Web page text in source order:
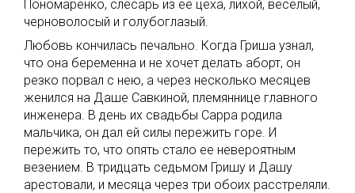
Пономаренко, слесарь из ее цеха, лихой, веселый,
черноволосый и голубоглазый.
Любовь кончилась печально. Когда Гриша узнал,
что она беременна и не хочет делать аборт, он
резко порвал с нею, а через несколько месяцев
женился на Даше Савкиной, племяннице главного
инженера. В день их свадьбы Сарра родила
мальчика, он дал ей силы пережить горе. И
пережить то, что опять стало ее невероятным
везением. В тридцать седьмом Гришу и Дашу
арестовали, и месяца через три обоих расстреляли.